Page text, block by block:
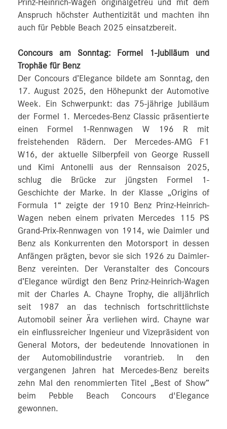
Prinz-Heinrich-Wagen originalgetreu und mit dem
Anspruch höchster Authentizität und machten ihn
auch für Pebble Beach 2025 einsatzbereit.
Concours am Sonntag: Formel 1-Jubiläum und
Trophäe für Benz
Der Concours d’Elegance bildete am Sonntag, den
17. August 2025, den Höhepunkt der Automotive
Week. Ein Schwerpunkt: das 75-jährige Jubiläum
der Formel 1. Mercedes-Benz Classic präsentierte
einen Formel 1-Rennwagen W 196 R mit
freistehenden Rädern. Der Mercedes-AMG F1
W16, der aktuelle Silberpfeil von George Russell
und Kimi Antonelli aus der Rennsaison 2025,
schlug die Brücke zur jüngsten Formel 1-
Geschichte der Marke. In der Klasse „Origins of
Formula 1“ zeigte der 1910 Benz Prinz-Heinrich-
Wagen neben einem privaten Mercedes 115 PS
Grand-Prix-Rennwagen von 1914, wie Daimler und
Benz als Konkurrenten den Motorsport in dessen
Anfängen prägten, bevor sie sich 1926 zu Daimler-
Benz vereinten. Der Veranstalter des Concours
d’Elegance würdigt den Benz Prinz-Heinrich-Wagen
mit der Charles A. Chayne Trophy, die alljährlich
seit 1987 an das technisch fortschrittlichste
Automobil seiner Ära verliehen wird. Chayne war
ein einflussreicher Ingenieur und Vizepräsident von
General Motors, der bedeutende Innovationen in
der Automobilindustrie vorantrieb. In den
vergangenen Jahren hat Mercedes-Benz bereits
zehn Mal den renommierten Titel „Best of Show”
beim Pebble Beach Concours d'Elegance
gewonnen.